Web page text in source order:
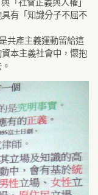
有「知識分子不屈不
共產主義運動留給這
本主義社會中，懷抱